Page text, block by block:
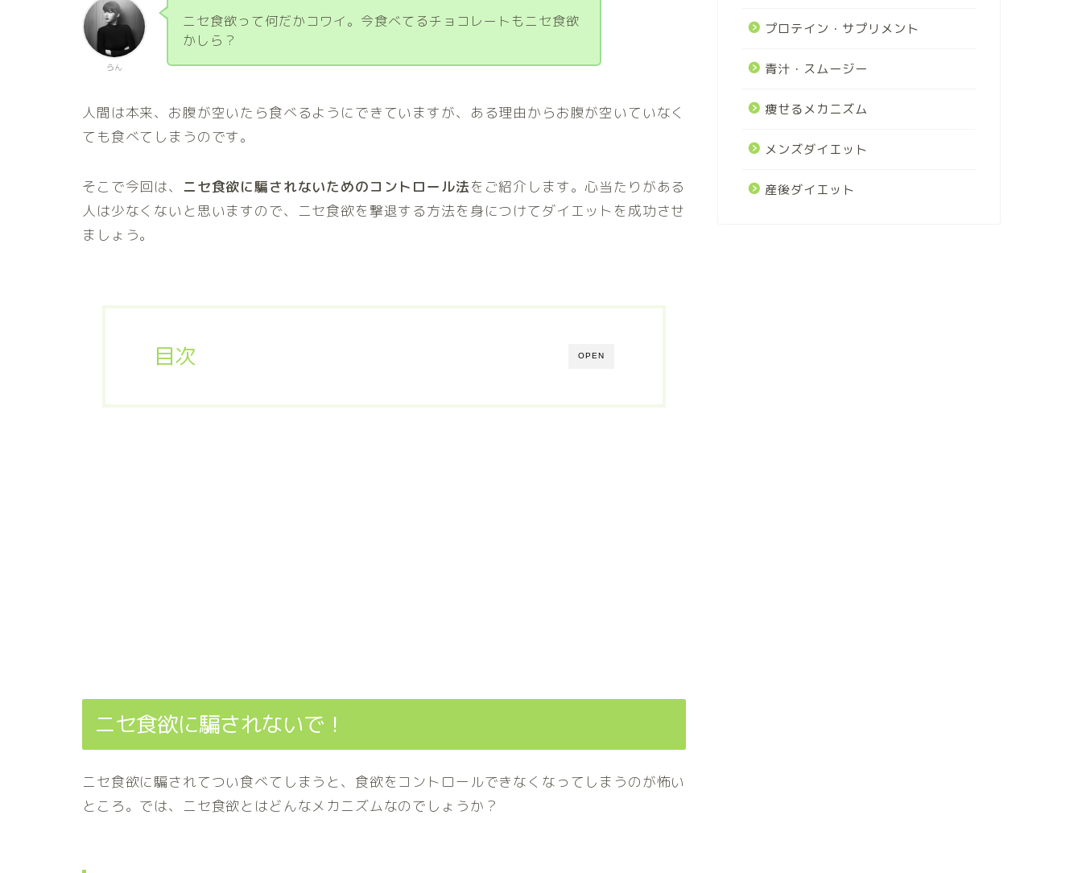
らん
ニセ食欲って何だかコワイ。今食べてるチョコレートもニセ食欲
かしら？
人間は本来、お腹が空いたら食べるようにできていますが、ある理由からお腹が空いていなく
ても食べてしまうのです。
そこで今回は、 ニセ食欲に騙されないためのコントロール法をご紹介します。心当たりがある
人は少なくないと思いますので、ニセ食欲を撃退する方法を身につけてダイエットを成功させ
ましょう。
OPEN
目次
ニセ食欲に騙されないで！
ニセ食欲に騙されてつい食べてしまうと、食欲をコントロールできなくなってしまうのが怖い
ところ。では、ニセ食欲とはどんなメカニズムなのでしょうか？
プロテイン・サプリメント
青汁・スムージー
痩せるメカニズム
メンズダイエット
産後ダイエット